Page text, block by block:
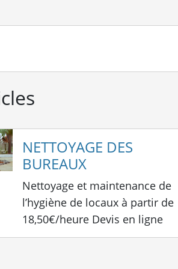
NETTOYAGE DES
BUREAUX
Nettoyage et maintenance de
l’hygiène de locaux à partir de
18,50€/heure Devis en ligne